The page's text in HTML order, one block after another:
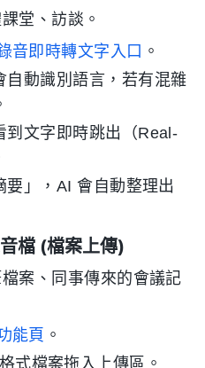
堂、訪談。
音即時轉文字入口 。
自動識別語言，若有混雜
到文字即時跳出（Real-
要」，AI 會自動整理出
檔 (檔案上傳)
案、同事傳來的會議記
能頁 。
式檔案拖入上傳區。